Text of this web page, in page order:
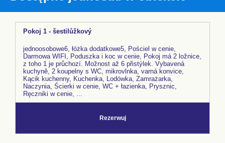
Pokoj 1 - šestilůžkový
jednoosobowe6, łóżka dodatkowe5, Pościel w cenie,
Darmowa WIFI, Poduszka i koc w cenie, Pokoj má 2 ložnice,
z toho 1 je průchozí. Možnost až 6 přistýlek. Vybavená
kuchyně, 2 koupelny s WC, mikrovlnka, varná konvice,
Kącik kuchenny, Kuchenka, Lodówka, Zamrażarka,
Naczynia, Ścierki w cenie, WC + łazienka, Prysznic,
Ręczniki w cenie, ...
Rezerwuj